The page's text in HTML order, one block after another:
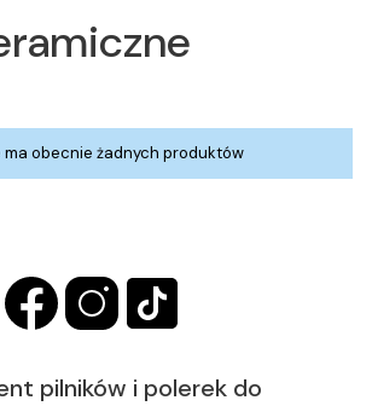
obecnie żadnych produktów
pilników i polerek do